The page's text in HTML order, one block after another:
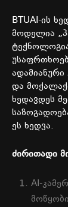
BTUAI-ის
მოდელია „
ადამიანური
და
ხედავდეს
ეს ხედვა.
ძირითადი
AI-